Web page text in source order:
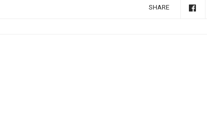
SHARE